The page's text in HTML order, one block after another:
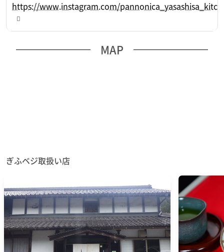
https://www.instagram.com/
MAP
ぎふベジ取扱い店